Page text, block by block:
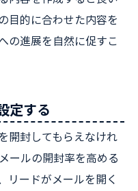
目的に合わせた内容を
の進展を自然に促すこ
定する
開封してもらえなけれ
ールの開封率を高める
リードがメールを開く